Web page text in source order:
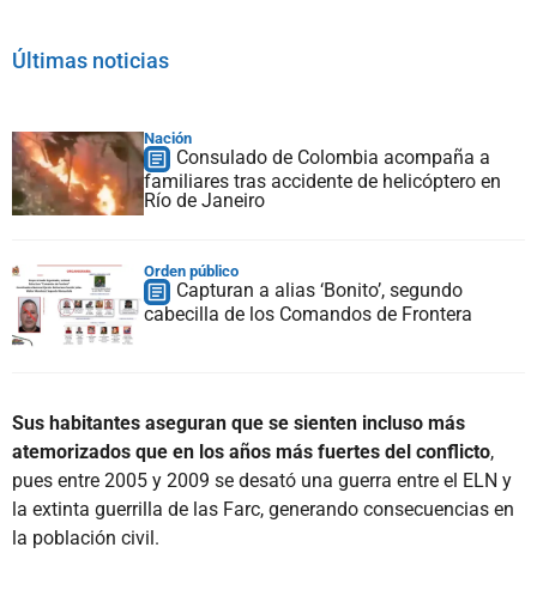
Últimas noticias
Nación
Consulado de Colombia acompaña a
familiares tras accidente de helicóptero en
Río de Janeiro
Orden público
Capturan a alias ‘Bonito’, segundo
cabecilla de los Comandos de Frontera
Sus habitantes aseguran que se sienten incluso más
atemorizados que en los años más fuertes del conflicto,
pues entre 2005 y 2009 se desató una guerra entre el ELN y
la extinta guerrilla de las Farc, generando consecuencias en
la población civil.